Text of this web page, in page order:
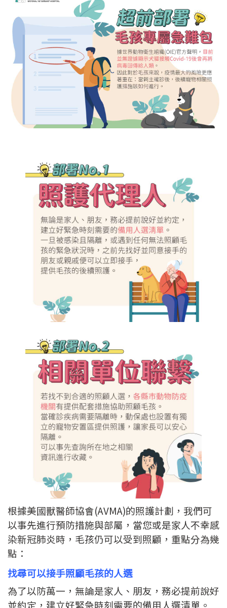
根據美國獸醫師協會(AVMA)的照護計劃，我們可
以事先進行預防措施與部屬，當您或是家人不幸感
染新冠肺炎時，毛孩仍可以受到照顧，重點分為幾
點：
找尋可以接手照顧毛孩的人選
為了以防萬一，無論是家人、朋友，務必提前說好
並約定，建立好緊急時刻需要的備用人選清單。